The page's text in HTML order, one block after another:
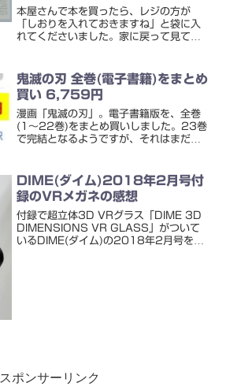
本屋さんで本を買ったら、レジの方が
「しおりを入れておきますね」と袋に入
れてくださいました。家に戻って見てみ
★必ずもらえる → LINEとかで使える人
気コミックスのスタン...
鬼滅の刃 全巻(電子書籍)をまとめ
買い 6,759円
漫画「鬼滅の刃」。電子書籍版を、全巻
(1～22巻)をまとめ買いしました。23巻
で完結となるようですが、それはまだ発
ている1～22巻をセット買い。鬼滅の刃
全巻セット...
DIME(ダイム)2018年2月号付
録のVRメガネの感想
付録で超立体3D VRグラス「DIME 3D
DIMENSIONS VR GLASS」がついて
いるDIME(ダイム)の2018年2月号を購
スポンサーリンク